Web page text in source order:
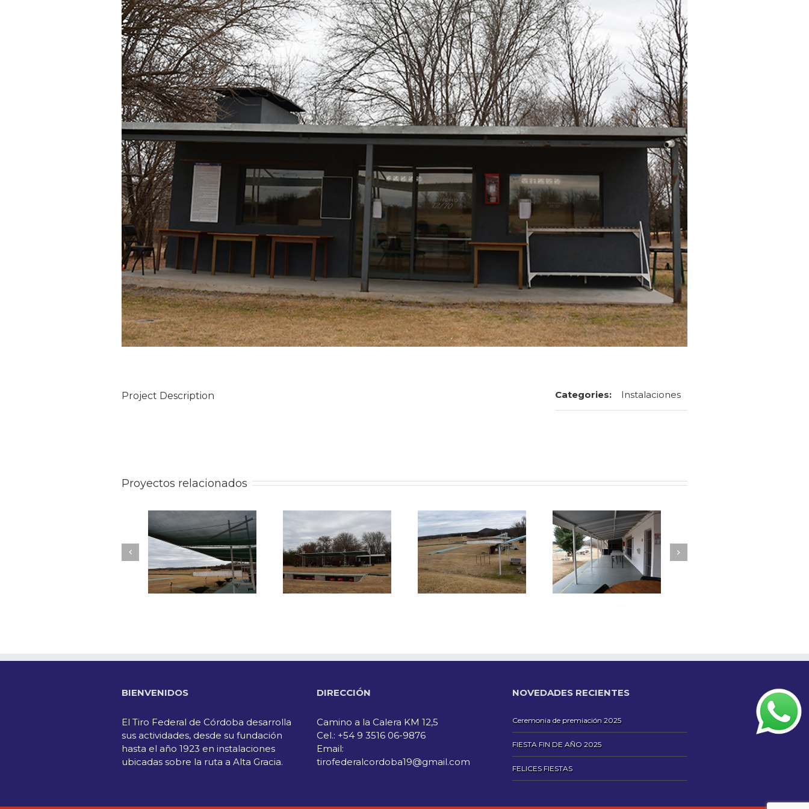
Project Description Categories: Instalaciones
Proyectos relacionados
BIENVENIDOS
El Tiro Federal de Córdoba desarrolla
sus actividades, desde su fundación
hasta el año 1923 en instalaciones
ubicadas sobre la ruta a Alta Gracia.
DIRECCIÓN
Camino a la Calera KM 12,5
Cel.: +54 9 3516 06-9876
Email:
tirofederalcordoba19@gmail.com
NOVEDADES RECIENTES
Ceremonia de premiación 2025
FIESTA FIN DE AÑO 2025
FELICES FIESTAS